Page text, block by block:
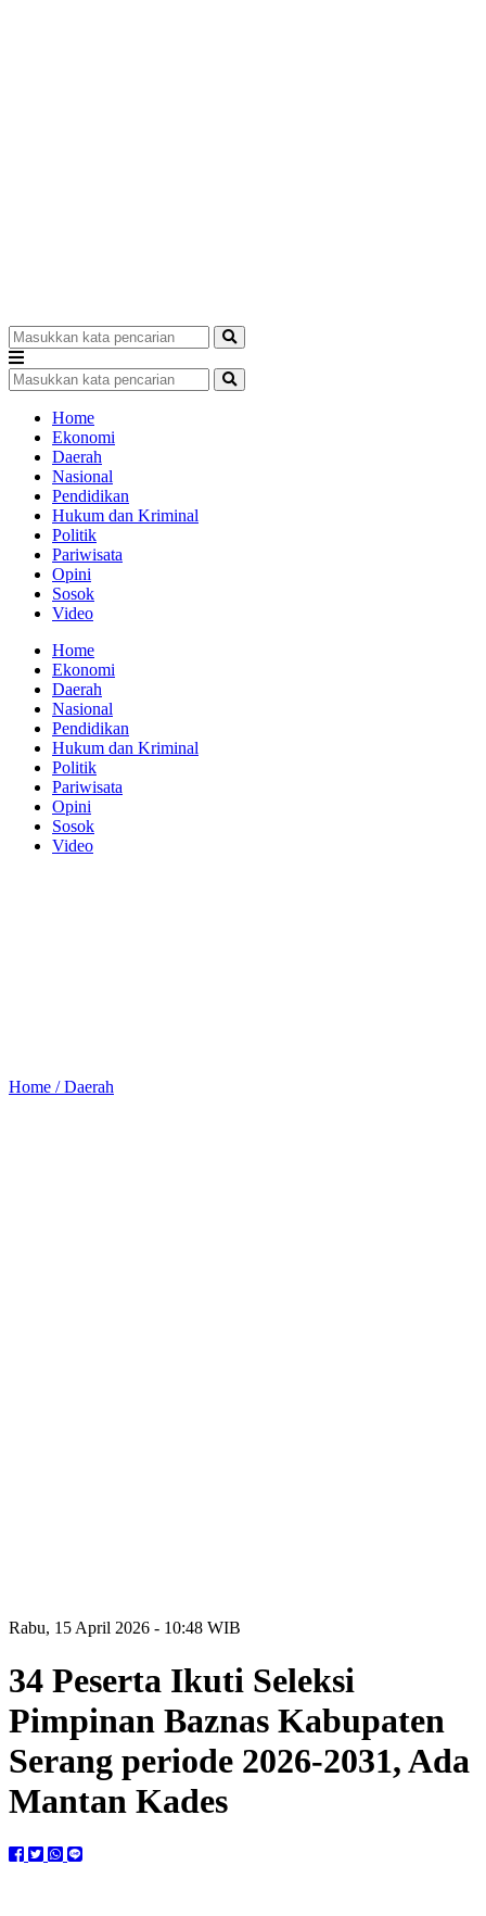
Home
Ekonomi
Daerah
Nasional
Pendidikan
Hukum dan Kriminal
Politik
Pariwisata
Opini
Sosok
Video
Home
Ekonomi
Daerah
Nasional
Pendidikan
Hukum dan Kriminal
Politik
Pariwisata
Opini
Sosok
Video
Home /Daerah
Rabu, 15 April 2026 - 10:48 WIB
34 Peserta Ikuti Seleksi
Pimpinan Baznas Kabupaten
Serang periode 2026-2031, Ada
Mantan Kades